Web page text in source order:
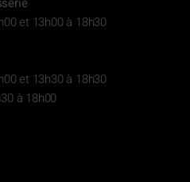
et 13h00 à 18h30
et 13h30 à 18h30
à 18h00